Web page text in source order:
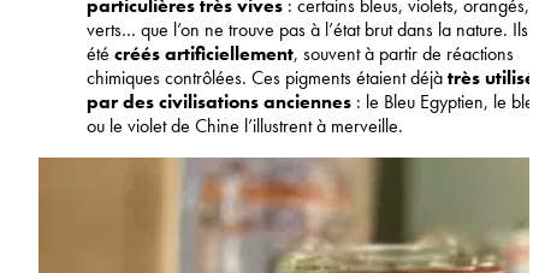
particulières très vives : certains bleus, violets, orangés,
verts… que l’on ne trouve pas à l’état brut dans la nature. Ils
été créés artificiellement, souvent à partir de réactions
chimiques contrôlées. Ces pigments étaient déjàtrès
par des civilisations anciennes : le Bleu Egyptien, le
ou le violet de Chine l’illustrent à merveille.